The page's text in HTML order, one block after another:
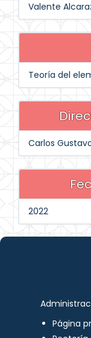
Valente
Teoría del
Carlos
2022
Página